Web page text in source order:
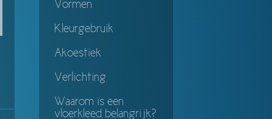
Vormen
Kleurgebruik
Akoestiek
Verlichting
Waarom is een
vloerkleed belangrijk?